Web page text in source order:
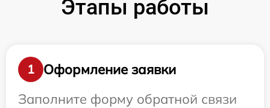
Этапы работы
1
Оформление заявки
Заполните форму обратной связи